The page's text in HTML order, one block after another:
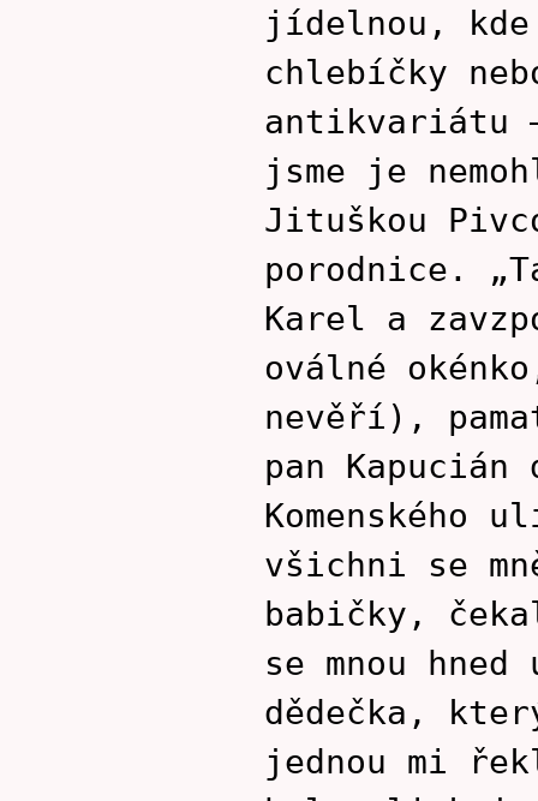
jídelnou,
chlebíčky
antikvariátu
jsme je
Jituškou
porodnice.
Karel a
oválné
nevěří),
pan Kapucián
Komenského
všichni se
babičky,
se mnou
dědečka,
jednou mi